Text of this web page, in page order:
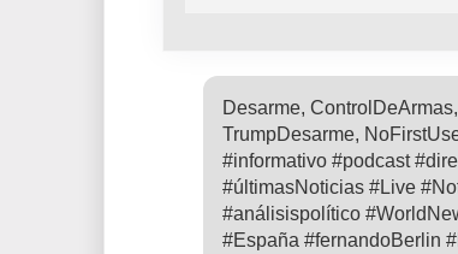
Desarme,
TrumpDesarme,
#informativo #podcast
#últimasNoticias #Live
#análisispolítico
#España #fernandoBerlin